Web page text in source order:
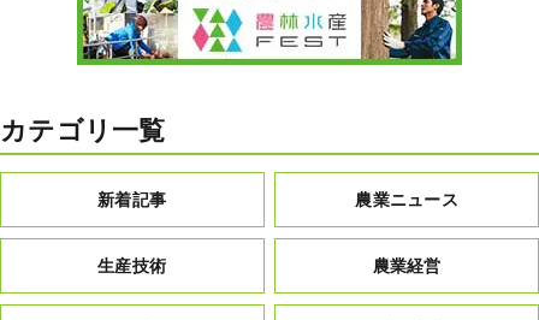
カテゴリ一覧
新着記事 農業ニュース
生産技術 農業経営